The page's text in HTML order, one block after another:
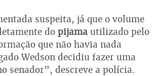
suspeita, já que o volume
do pijama utilizado pelo
que não havia nada
Wedson decidiu fazer uma
senador”, descreve a polícia.